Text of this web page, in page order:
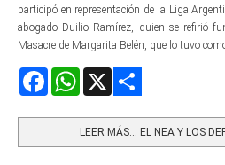
participó en representación de la Liga
abogado Duilio Ramírez, quien se refirió
Masacre de Margarita Belén, que lo tuvo
FacebookWhatsApp
LEER MÁS… EL NEA Y LOS